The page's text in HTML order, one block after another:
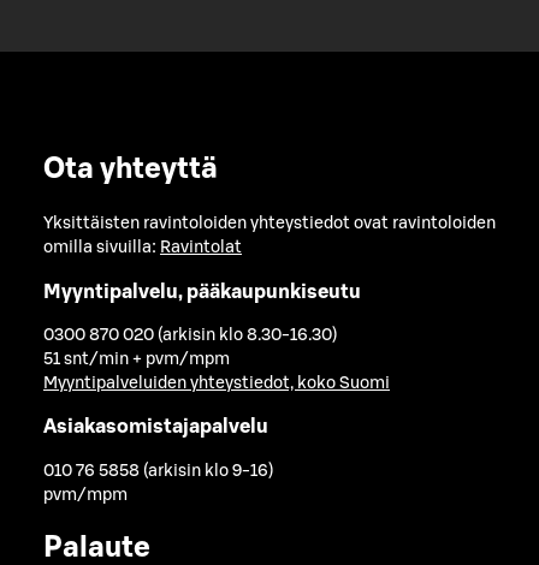
Ota yhteyttä
Yksittäisten ravintoloiden yhteystiedot ovat ravintoloiden
omilla sivuilla: Ravintolat
Myyntipalvelu, pääkaupunkiseutu
0300 870 020 (arkisin klo 8.30-16.30)
51 snt/min + pvm/mpm
Myyntipalveluiden yhteystiedot, koko Suomi
Asiakasomistajapalvelu
010 76 5858 (arkisin klo 9-16)
pvm/mpm
Palaute